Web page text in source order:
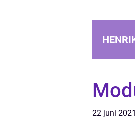
22 juni 2021